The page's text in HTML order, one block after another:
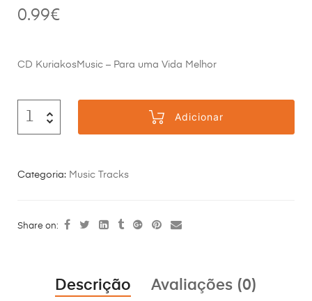
0.99€
CD KuriakosMusic – Para uma Vida Melhor
Adicionar
Categoria: Music Tracks
Share on:
Descrição Avaliações (0)